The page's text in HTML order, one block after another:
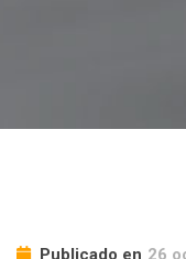
Publicado en 26